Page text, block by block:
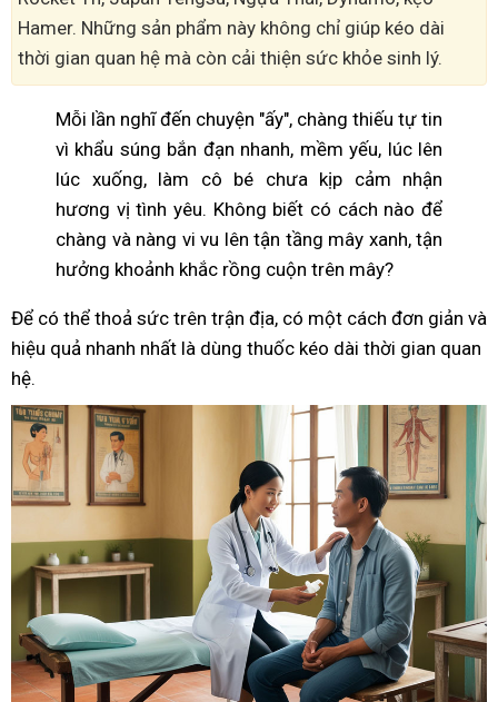
Hamer. Những sản phẩm này không chỉ giúp kéo dài
thời gian quan hệ mà còn cải thiện sức khỏe sinh lý.
Mỗi lần nghĩ đến chuyện "ấy", chàng thiếu tự tin
vì khẩu súng bắn đạn nhanh, mềm yếu, lúc lên
lúc xuống, làm cô bé chưa kịp cảm nhận
hương vị tình yêu. Không biết có cách nào để
chàng và nàng vi vu lên tận tầng mây xanh, tận
hưởng khoảnh khắc rồng cuộn trên mây?
Để có thể thoả sức trên trận địa, có một cách đơn giản và
hiệu quả nhanh nhất là dùng thuốc kéo dài thời gian quan
hệ.